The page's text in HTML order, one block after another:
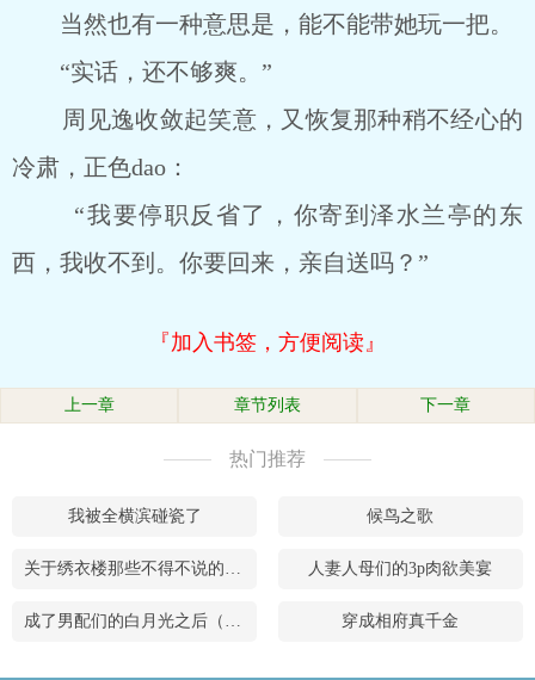
当然也有一种意思是，能不能带她玩一把。
“实话，还不够爽。”
周见逸收敛起笑意，又恢复那种稍不经心的
冷肃，正色dao：
“我要停职反省了，你寄到泽水兰亭的东
西，我收不到。你要回来，亲自送吗？”
『加入书签，方便阅读』
上一章 章节列表 下一章
热门推荐
我被全横滨碰瓷了 候鸟之歌
关于绣衣楼那些不得不说的秘闻 人妻人母们的3p肉欲美宴
成了男配们的白月光之后（穿书） 穿成相府真千金